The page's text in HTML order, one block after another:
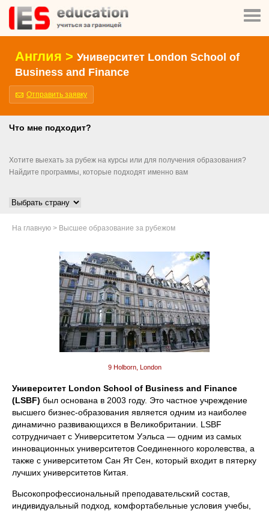
Англия > Университет London School of
Business and Finance
Отправить заявку
Что мне подходит?
Хотите выехать за рубеж на курсы или для получения образования?
Найдите программы, которые подходят именно вам
На главную > Высшее образование за рубежом
9 Holborn, London
Университет London School of Business and Finance
(LSBF) был основана в 2003 году. Это частное учреждение
высшего бизнес-образования является одним из наиболее
динамично развивающихся в Великобритании. LSBF
сотрудничает с Университетом Уэльса — одним из самых
инновационных университетов Соединенного королевства, а
также с университетом Сан Ят Сен, который входит в пятерку
лучших университетов Китая.
Высокопрофессиональный преподавательский состав,
индивидуальный подход, комфортабельные условия учебы,